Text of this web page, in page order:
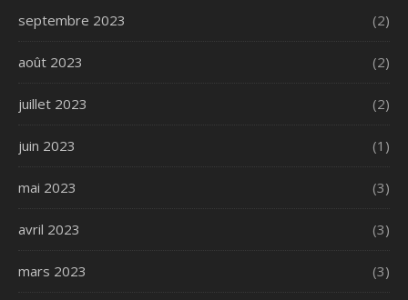
septembre 2023 (2)
août 2023 (2)
juillet 2023 (2)
juin 2023 (1)
mai 2023 (3)
avril 2023 (3)
mars 2023 (3)